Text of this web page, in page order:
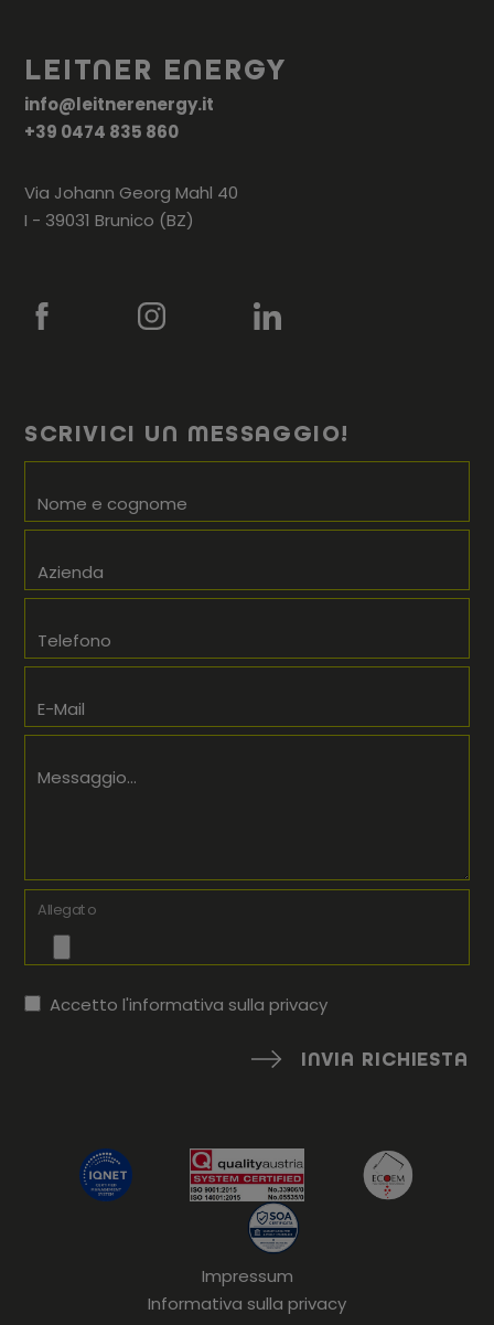
LEITNER ENERGY
info@leitnerenergy.it
+39 0474 835 860
Via Johann Georg Mahl 40
I - 39031 Brunico (BZ)
SCRIVICI UN MESSAGGIO!
Nome e cognome
Azienda
Telefono
E-Mail
Messaggio...
Allegato
Accetto l'informativa sulla privacy
INVIA RICHIESTA
Impressum
Informativa sulla privacy